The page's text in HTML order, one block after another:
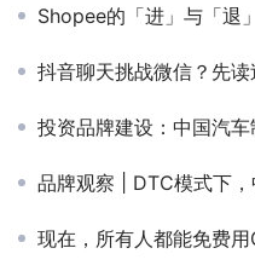
Shopee的「进」与「退」
抖音聊天挑战微信？先
投资品牌建设：中国汽车制造
品牌观察 | DTC模式下
现在，所有人都能免费用